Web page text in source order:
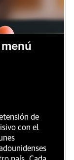
de
con el